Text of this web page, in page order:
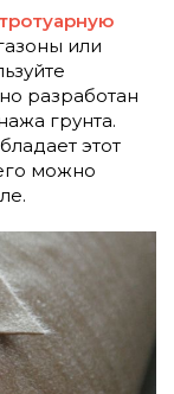
тротуарную
или
разработан
грунта.
этот
можно